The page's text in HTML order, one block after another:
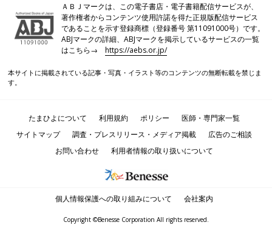
ＡＢＪマークは、この電子書店・電子書籍配信サービスが、
著作権者からコンテンツ使用許諾を得た正規版配信サービス
であることを示す登録商標（登録番号 第11091000号）です。
ABJマークの詳細、ABJマークを掲示しているサービスの一覧
はこちら→https://aebs.or.jp/
本サイトに掲載されている記事・写真・イラスト等のコンテンツの無断転載を禁じま
す。
たまひよについて 利用規約 ポリシー
医師・専門家一覧
サイトマップ
調査・プレスリリース・メディア掲載
広告のご相談
お問い合わせ
利用者情報の取り扱いについて
個人情報保護への取り組みについて 会社案内
Copyright ©Benesse Corporation All rights reserved.